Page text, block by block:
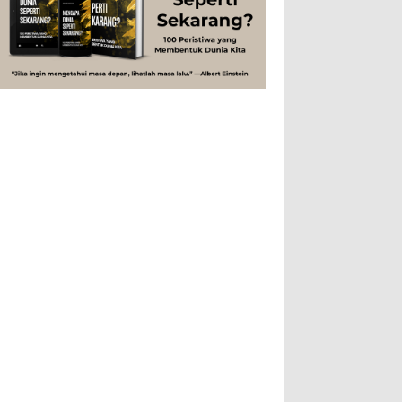
Tubuh Manusia
Umum
Rahasia Togel yang Tidak Dipahami
Pemain Togel
Ilustrasi/zdnet.com Ini adalah catatan
penutup untuk dua catatan saya